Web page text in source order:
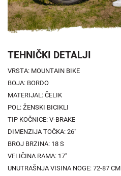
TEHNIČKI DETALJI
VRSTA: MOUNTAIN BIKE
BOJA: BORDO
MATERIJAL: ČELIK
POL: ŽENSKI BICIKLI
TIP KOČNICE: V-BRAKE
DIMENZIJA TOČKA: 26"
BROJ BRZINA: 18 S
VELIČINA RAMA: 17"
UNUTRAŠNJA VISINA NOGE: 72-87 CM